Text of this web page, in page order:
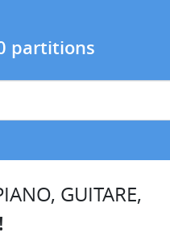
partitions
GUITARE,